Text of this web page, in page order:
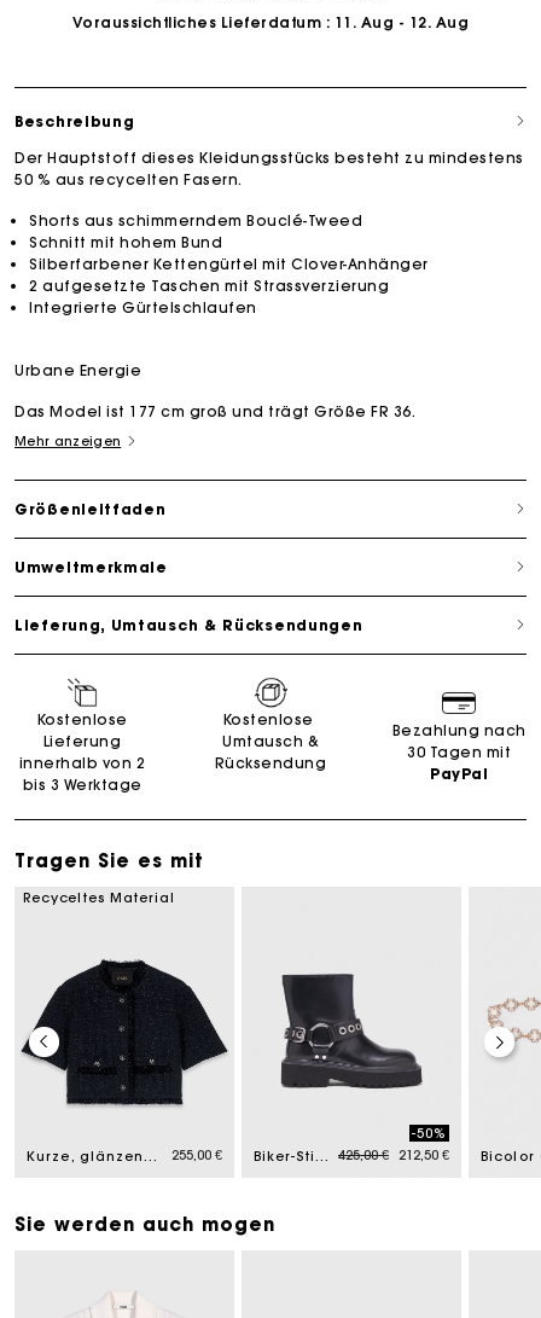
Voraussichtliches Lieferdatum : 11. Aug - 12. Aug
Beschreibung
Der Hauptstoff dieses Kleidungsstücks besteht zu mindestens
50 % aus recycelten Fasern.
Shorts aus schimmerndem Bouclé-Tweed
Schnitt mit hohem Bund
Silberfarbener Kettengürtel mit Clover-Anhänger
2 aufgesetzte Taschen mit Strassverzierung
Integrierte Gürtelschlaufen
Urbane Energie
Das Model ist 177 cm groß und trägt Größe FR 36.
Mehr anzeigen
Größenleitfaden
Umweltmerkmale
Lieferung, Umtausch & Rücksendungen
Kostenlose
Lieferung
innerhalb von 2
bis 3 Werktage
Kostenlose
Umtausch &
Rücksendung
Bezahlung nach
30 Tagen mit
PayPal
Tragen Sie es mit
Recyceltes Material
Kurze, glänzende Tweed-Jacke 255,00 € Biker-Stiefeletten aus Leder Price reduced from
425,00 €to
-50%
212,50 €
Sie werden auch mogen